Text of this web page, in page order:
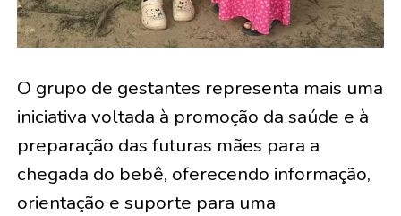
O grupo de gestantes representa mais uma
iniciativa voltada à promoção da saúde e à
preparação das futuras mães para a
chegada do bebê, oferecendo informação,
orientação e suporte para uma